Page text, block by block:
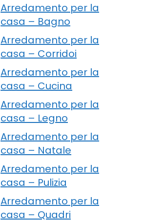
Arredamento per la
casa – Bagno
Arredamento per la
casa – Corridoi
Arredamento per la
casa – Cucina
Arredamento per la
casa – Legno
Arredamento per la
casa – Natale
Arredamento per la
casa – Pulizia
Arredamento per la
casa – Quadri